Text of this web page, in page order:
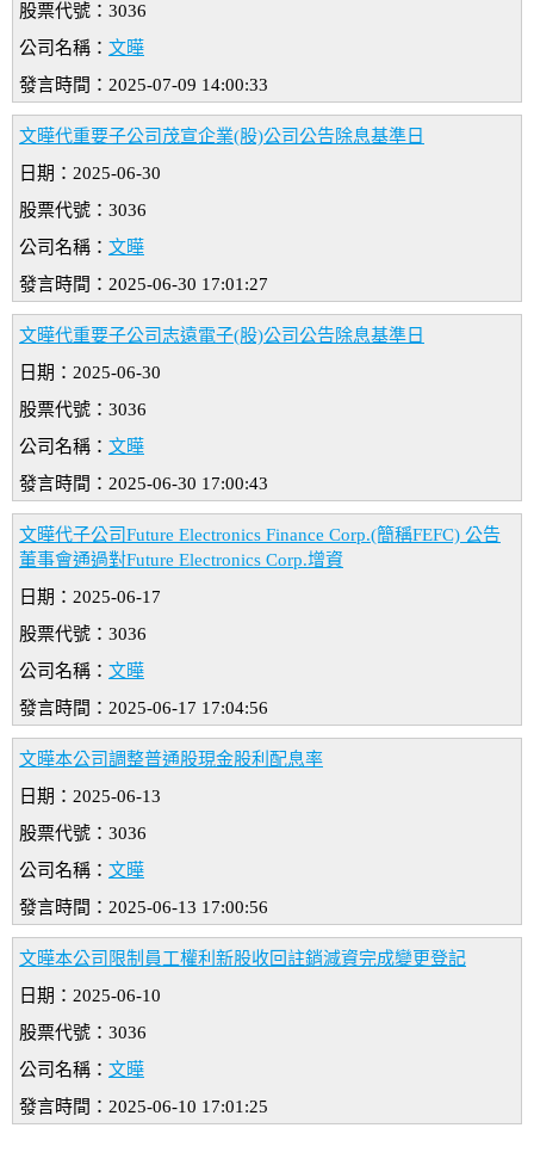
股票代號：3036
公司名稱： 文曄
發言時間：2025-07-09 14:00:33
文曄代重要子公司茂宣企業(股)公司公告除息基準日
日期：2025-06-30
股票代號：3036
公司名稱： 文曄
發言時間：2025-06-30 17:01:27
文曄代重要子公司志遠電子(股)公司公告除息基準日
日期：2025-06-30
股票代號：3036
公司名稱： 文曄
發言時間：2025-06-30 17:00:43
文曄代子公司Future Electronics Finance Corp.(簡稱FEFC) 公告
董事會通過對Future Electronics Corp.增資
日期：2025-06-17
股票代號：3036
公司名稱： 文曄
發言時間：2025-06-17 17:04:56
文曄本公司調整普通股現金股利配息率
日期：2025-06-13
股票代號：3036
公司名稱： 文曄
發言時間：2025-06-13 17:00:56
文曄本公司限制員工權利新股收回註銷減資完成變更登記
日期：2025-06-10
股票代號：3036
公司名稱： 文曄
發言時間：2025-06-10 17:01:25